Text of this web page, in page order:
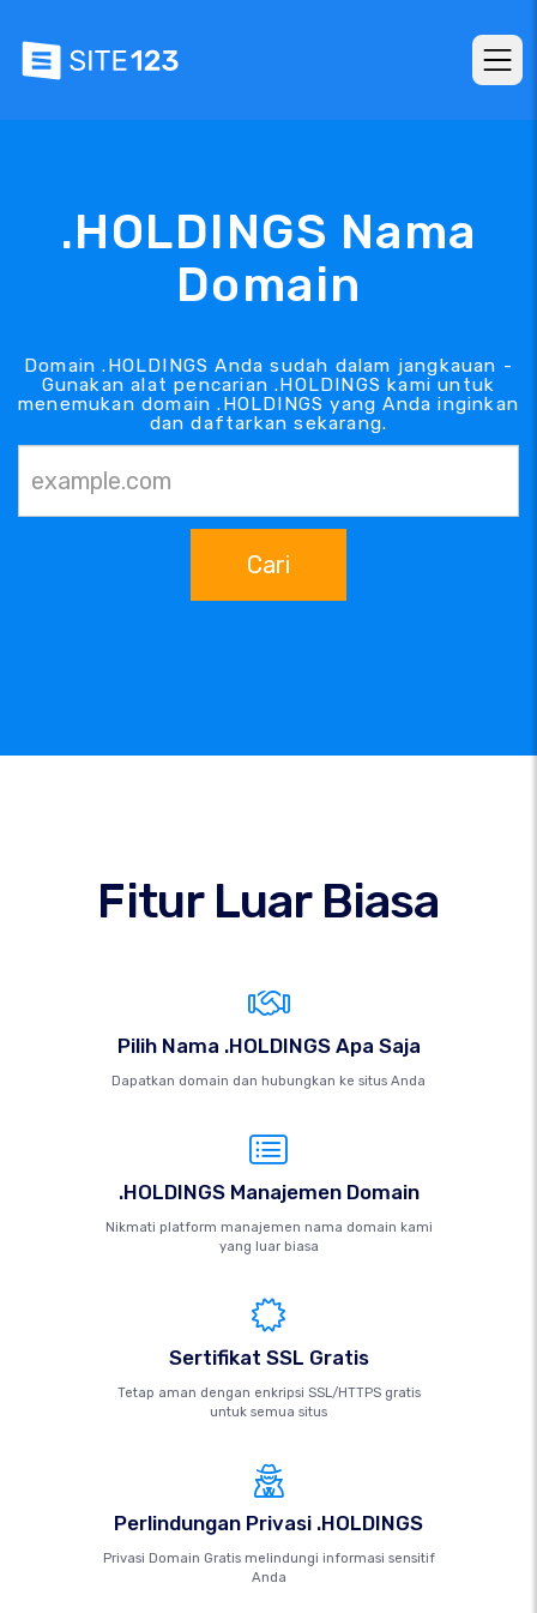
.HOLDINGS Nama
Domain
Domain .HOLDINGS Anda sudah dalam jangkauan -
Gunakan alat pencarian .HOLDINGS kami untuk
menemukan domain .HOLDINGS yang Anda inginkan
dan daftarkan sekarang.
Cari
Fitur Luar Biasa
Pilih Nama .HOLDINGS Apa Saja
Dapatkan domain dan hubungkan ke situs Anda
.HOLDINGS Manajemen Domain
Nikmati platform manajemen nama domain kami
yang luar biasa
Sertifikat SSL Gratis
Tetap aman dengan enkripsi SSL/HTTPS gratis
untuk semua situs
Perlindungan Privasi .HOLDINGS
Privasi Domain Gratis melindungi informasi sensitif
Anda